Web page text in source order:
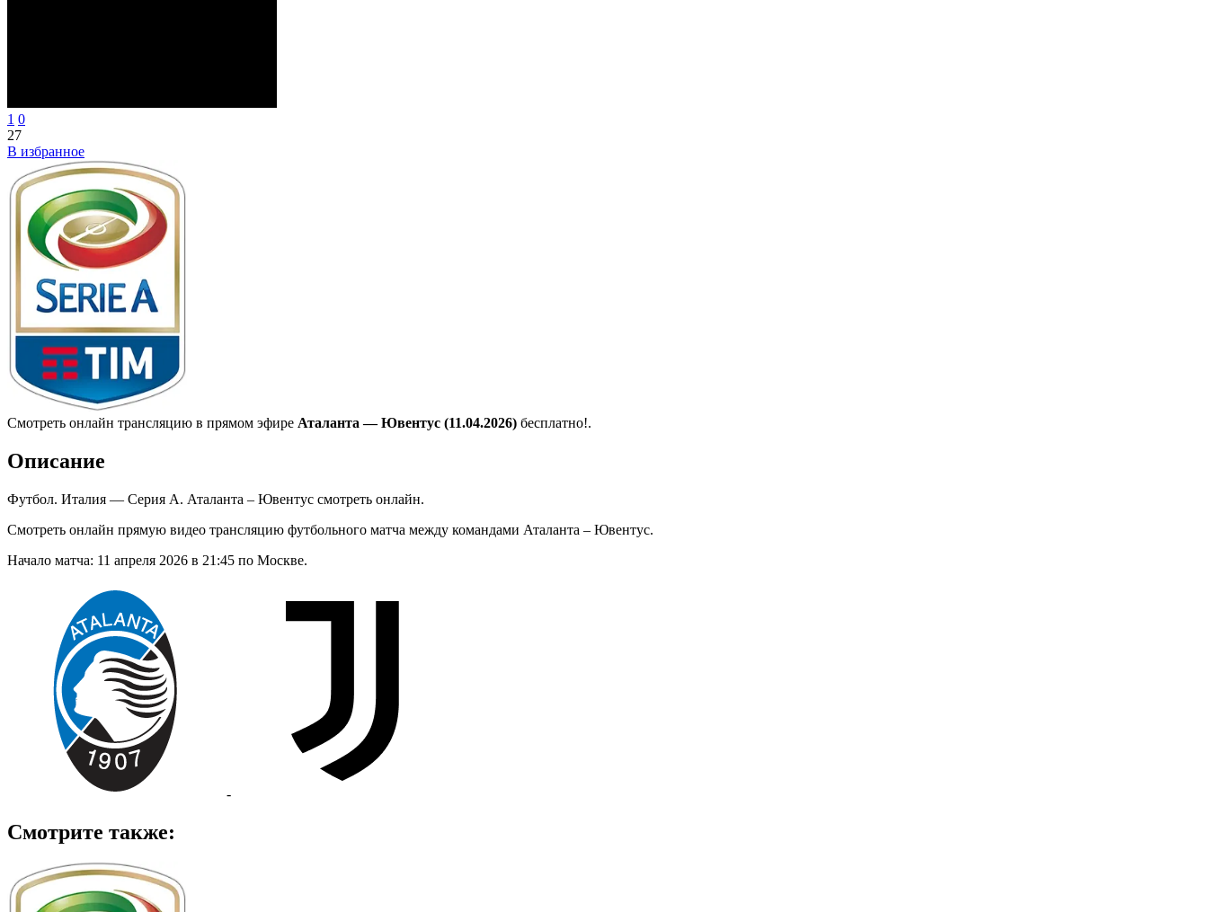
1 0
27
В избранное
Смотреть онлайн трансляцию в прямом эфире Аталанта — Ювентус (11.04.2026) бесплатно!.
Описание
Футбол. Италия — Серия А. Аталанта – Ювентус смотреть онлайн.
Смотреть онлайн прямую видео трансляцию футбольного матча между командами Аталанта – Ювентус.
Начало матча: 11 апреля 2026 в 21:45 по Москве.
-
Смотрите также: